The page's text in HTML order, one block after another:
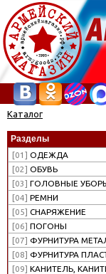
Каталог
Разделы
[01] ОДЕЖДА
[02] ОБУВЬ
[03] ГОЛОВНЫЕ
[04] РЕМНИ
[05] СНАРЯЖЕНИЕ
[06] ПОГОНЫ
[07] ФУРНИТУРА
[08] ФУРНИТУРА
[09] КАНИТЕЛЬ,